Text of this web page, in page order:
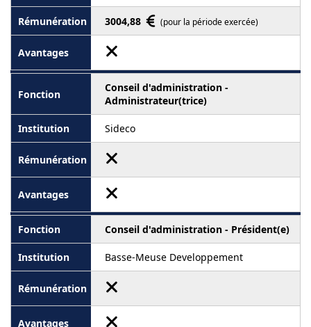
3004,88 (pour la période exercée)
Conseil d'administration -
Administrateur(trice)
Sideco
Conseil d'administration - Président(e)
Basse-Meuse Developpement